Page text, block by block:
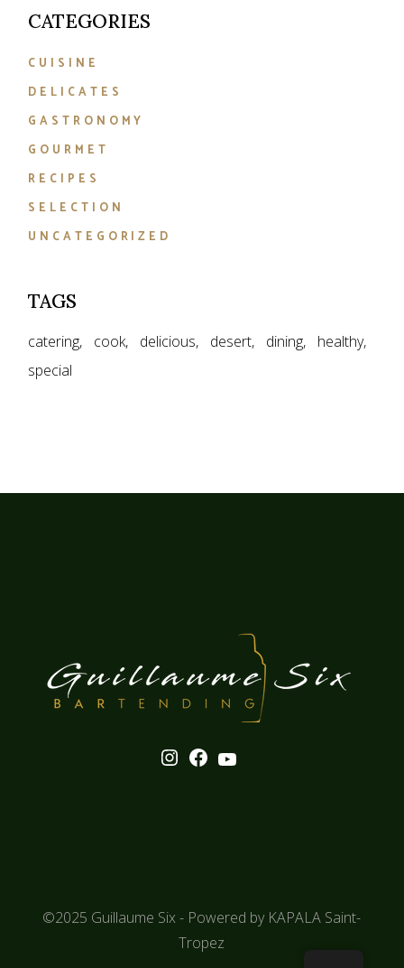
CATEGORIES
CUISINE
DELICATES
GASTRONOMY
GOURMET
RECIPES
SELECTION
UNCATEGORIZED
TAGS
catering cook delicious desert dining
healthy
special
©2025 Guillaume Six- Powered by KAPALA Saint-
Tropez